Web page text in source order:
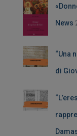
p
News
“Una
di